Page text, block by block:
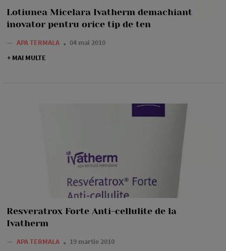
Lotiunea Micelara Ivatherm demachiant
inovator pentru orice tip de ten
— APA TERMALA
04 mai 2010
+ MAI MULTE
Resveratrox Forte Anti-cellulite de la
Ivatherm
— APA TERMALA 19 martie 2010